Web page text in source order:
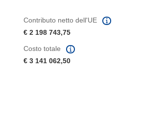
Contributo netto dell'UE
€ 2 198 743,75
Costo totale
€ 3 141 062,50